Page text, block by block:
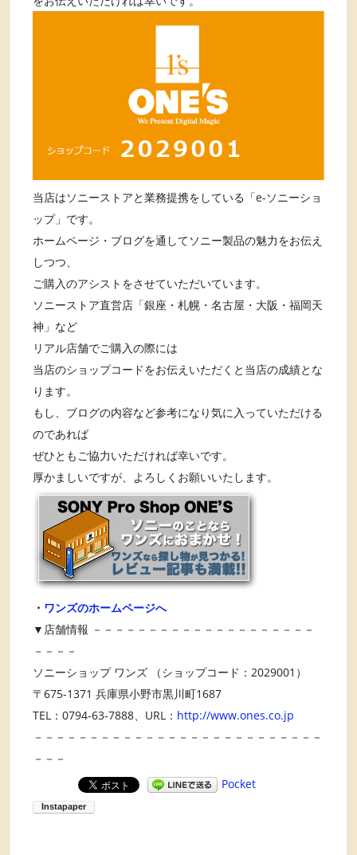
当店はソニーストアと業務提携をしている「e-ソニーショ
ップ」です。
ホームページ・ブログを通してソニー製品の魅力をお伝え
しつつ、
ご購入のアシストをさせていただいています。
ソニーストア直営店「銀座・札幌・名古屋・大阪・福岡天
神」など
リアル店舗でご購入の際には
当店のショップコードをお伝えいただくと当店の成績とな
ります。
もし、ブログの内容など参考になり気に入っていただける
のであれば
ぜひともご協力いただければ幸いです。
厚かましいですが、よろしくお願いいたします。
・ ワンズのホームページへ
▼店舗情報 －－－－－－－－－－－－－－－－－－－－
－－－－
ソニーショップ ワンズ （ショップコード：2029001）
〒675-1371 兵庫県小野市黒川町1687
TEL：0794-63-7888、URL： http://www.ones.co.jp
－－－－－－－－－－－－－－－－－－－－－－－－－－
－－－
Pocket